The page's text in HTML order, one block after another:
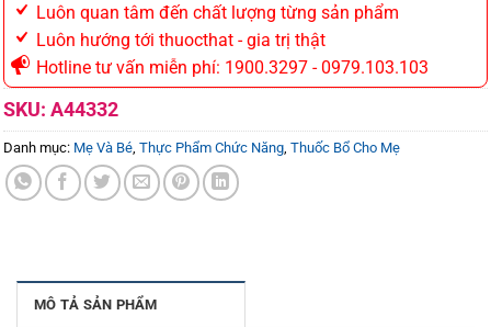
Luôn quan tâm đến chất lượng từng sản phẩm
Luôn hướng tới thuocthat - gia trị thật
Hotline tư vấn miễn phí: 1900.3297 - 0979.103.103
SKU: A44332
Danh mục: Mẹ Và Bé Thực Phẩm Chức Năng Thuốc Bổ Cho Mẹ
MÔ TẢ SẢN PHẨM